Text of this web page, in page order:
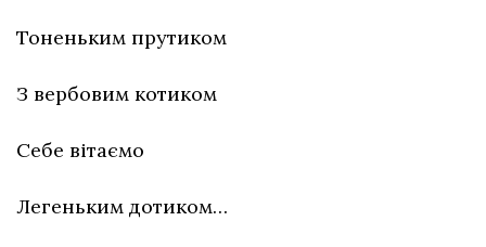
Тоненьким прутиком
З вербовим котиком
Себе вітаємо
Легеньким дотиком…